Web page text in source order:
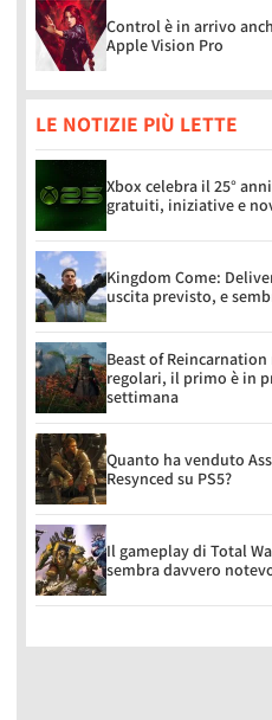
Control è in arrivo
Apple Vision Pro
LE NOTIZIE PIÙ LETTE
Xbox celebra il 25°
gratuiti, iniziative e
Kingdom Come:
uscita previsto, e
Beast of
regolari, il primo è in
settimana
Quanto ha venduto
Resynced su PS5?
Il gameplay di Total
sembra davvero